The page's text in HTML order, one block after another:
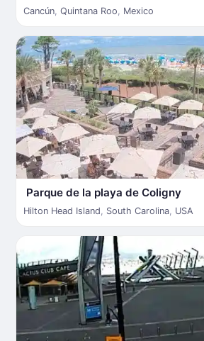
Cancún, Quintana Roo, Mexico
Parque de la playa de Coligny
Hilton Head Island, South Carolina, USA